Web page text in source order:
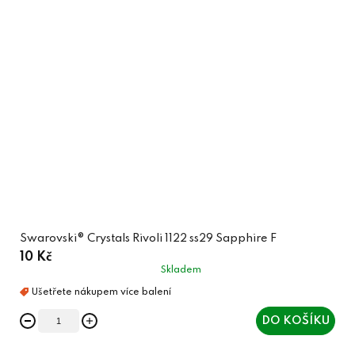
Swarovski® Crystals Rivoli 1122 ss29 Sapphire F
10 Kč
Skladem
DO KOŠÍKU